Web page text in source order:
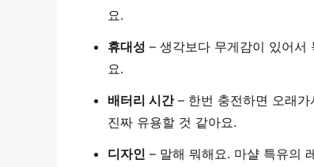
요.
휴대성 – 생각보다 무게감이 있어서
요.
배터리 시간– 한번 충전하면 오래가
진짜 유용할 것 같아요.
디자인 – 말해 뭐해요. 마샬 특유의